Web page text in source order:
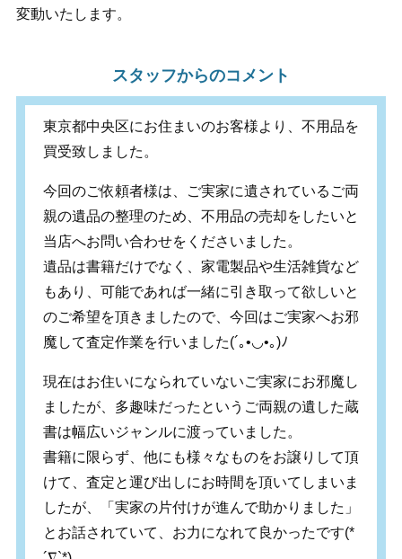
変動いたします。
スタッフからのコメント
東京都中央区にお住まいのお客様より、不用品を
買受致しました。
今回のご依頼者様は、ご実家に遺されているご両
親の遺品の整理のため、不用品の売却をしたいと
当店へお問い合わせをくださいました。
遺品は書籍だけでなく、家電製品や生活雑貨など
もあり、可能であれば一緒に引き取って欲しいと
のご希望を頂きましたので、今回はご実家へお邪
魔して査定作業を行いました(´｡•◡•｡)ﾉ
現在はお住いになられていないご実家にお邪魔し
ましたが、多趣味だったというご両親の遺した蔵
書は幅広いジャンルに渡っていました。
書籍に限らず、他にも様々なものをお譲りして頂
けて、査定と運び出しにお時間を頂いてしまいま
したが、「実家の片付けが進んで助かりました」
とお話されていて、お力になれて良かったです(*